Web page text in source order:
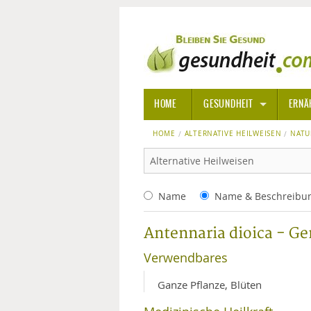
HOME GESUNDHEIT
ALLGEMEINE
ALTERNATIVE HEILWEISEN
ALTERNATIVE MEDIZIN
ARZNEI- UND HEILMITTEL
GIFTSTOFFE
HOME ALTERNATIVE HEILWEISEN
Name Name &
Antennaria dioica -
Verwendbares
Ganze Pflanze, Blüten